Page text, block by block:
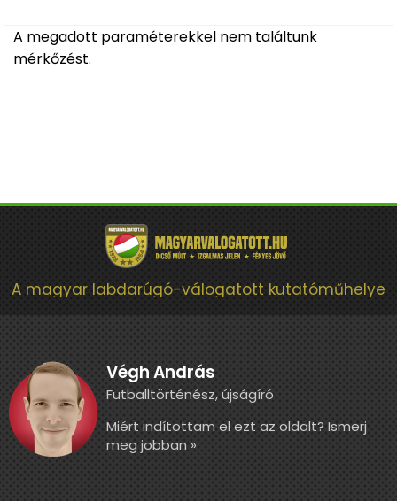
A megadott paraméterekkel nem találtunk
mérkőzést.
A magyar labdarúgó-válogatott kutatóműhelye
Végh András
Futballtörténész, újságíró
Miért indítottam el ezt az oldalt? Ismerj
meg jobban »